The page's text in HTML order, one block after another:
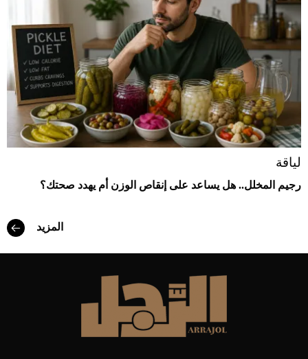
لياقة
رجيم المخلل.. هل يساعد على إنقاص الوزن أم يهدد صحتك؟
المزيد